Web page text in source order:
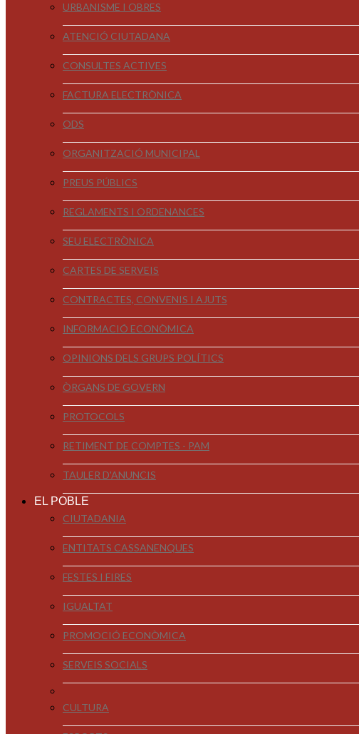
URBANISME I OBRES
ATENCIÓ CIUTADANA
CONSULTES ACTIVES
FACTURA ELECTRÒNICA
ODS
ORGANITZACIÓ MUNICIPAL
PREUS PÚBLICS
REGLAMENTS I ORDENANCES
SEU ELECTRÒNICA
CARTES DE SERVEIS
CONTRACTES, CONVENIS I AJUTS
INFORMACIÓ ECONÒMICA
OPINIONS DELS GRUPS POLÍTICS
ÒRGANS DE GOVERN
PROTOCOLS
RETIMENT DE COMPTES - PAM
TAULER D'ANUNCIS
EL POBLE
CIUTADANIA
ENTITATS CASSANENQUES
FESTES I FIRES
IGUALTAT
PROMOCIÓ ECONÒMICA
SERVEIS SOCIALS
CULTURA